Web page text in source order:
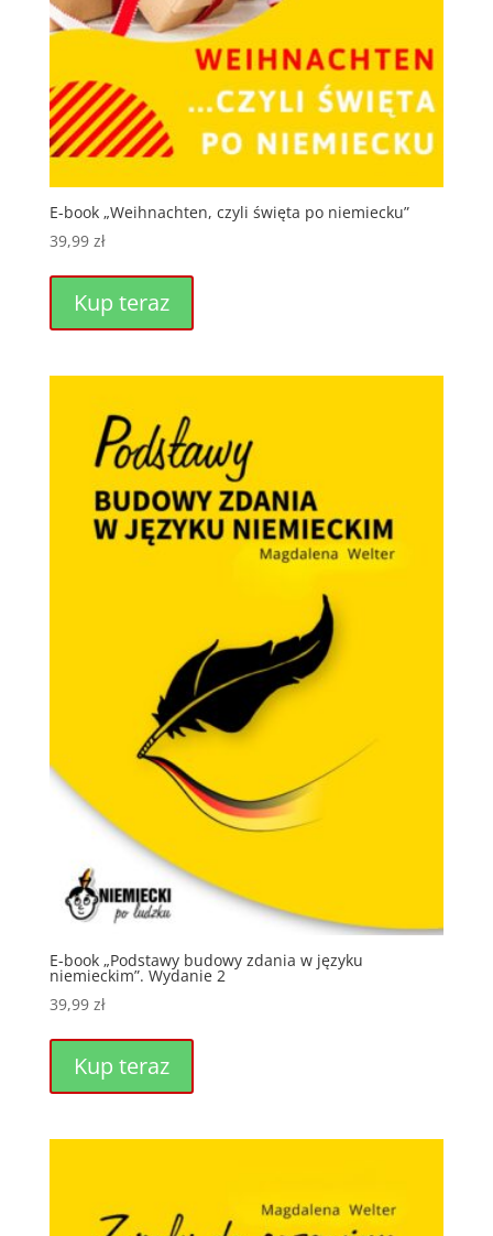
E-book „Weihnachten, czyli święta po niemiecku”
39,99 zł
Kup teraz
E-book „Podstawy budowy zdania w języku
niemieckim”. Wydanie 2
39,99 zł
Kup teraz